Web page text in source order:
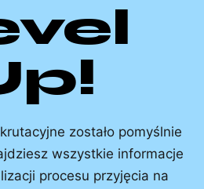
zostało pomyślnie
wszystkie informacje
procesu przyjęcia na